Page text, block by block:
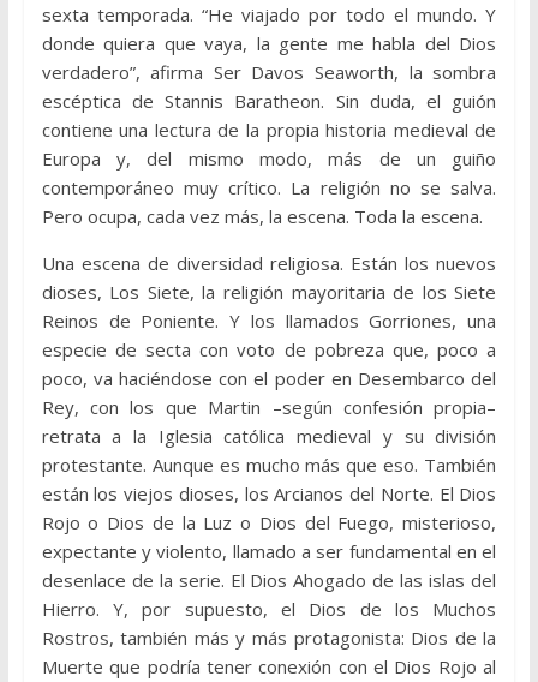
sexta temporada. “He viajado por todo el mundo. Y
donde quiera que vaya, la gente me habla del Dios
verdadero”, afirma Ser Davos Seaworth, la sombra
escéptica de Stannis Baratheon. Sin duda, el guión
contiene una lectura de la propia historia medieval de
Europa y, del mismo modo, más de un guiño
contemporáneo muy crítico. La religión no se salva.
Pero ocupa, cada vez más, la escena. Toda la escena.
Una escena de diversidad religiosa. Están los nuevos
dioses, Los Siete, la religión mayoritaria de los Siete
Reinos de Poniente. Y los llamados Gorriones, una
especie de secta con voto de pobreza que, poco a
poco, va haciéndose con el poder en Desembarco del
Rey, con los que Martin –según confesión propia–
retrata a la Iglesia católica medieval y su división
protestante. Aunque es mucho más que eso. También
están los viejos dioses, los Arcianos del Norte. El Dios
Rojo o Dios de la Luz o Dios del Fuego, misterioso,
expectante y violento, llamado a ser fundamental en el
desenlace de la serie. El Dios Ahogado de las islas del
Hierro. Y, por supuesto, el Dios de los Muchos
Rostros, también más y más protagonista: Dios de la
Muerte que podría tener conexión con el Dios Rojo al